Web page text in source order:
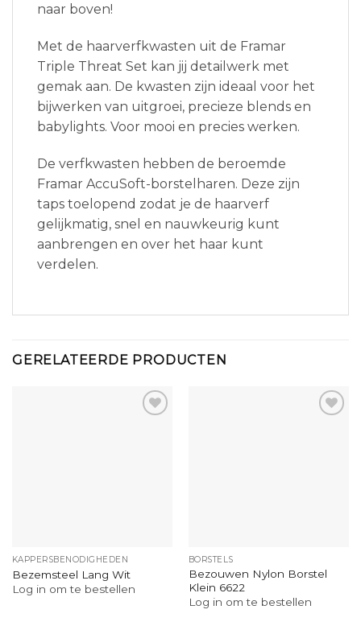
naar boven!
Met de haarverfkwasten uit de Framar
Triple Threat Set kan jij detailwerk met
gemak aan. De kwasten zijn ideaal voor het
bijwerken van uitgroei, precieze blends en
babylights. Voor mooi en precies werken.
De verfkwasten hebben de beroemde
Framar AccuSoft-borstelharen. Deze zijn
taps toelopend zodat je de haarverf
gelijkmatig, snel en nauwkeurig kunt
aanbrengen en over het haar kunt
verdelen.
GERELATEERDE PRODUCTEN
KAPPERSBENODIGHEDEN
Bezemsteel Lang Wit
Log in om te bestellen
BORSTELS
Bezouwen Nylon Borstel
Klein 6622
Log in om te bestellen